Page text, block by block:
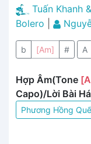
Tuấn Khanh
Bolero
b [Am] # A
Hợp Âm(Tone
Capo)/Lời Bài
Phương Hồng